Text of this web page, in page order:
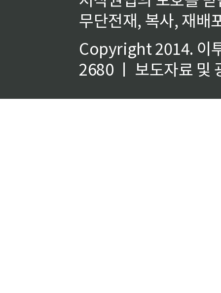
무단전재, 복사, 재배
Copyright 2014. 이
2680 ㅣ 보도자료